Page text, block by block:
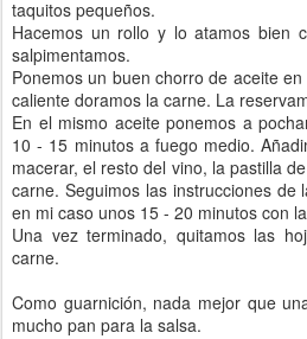
taquitos pequeños.
Hacemos un rollo y lo atamos bien
salpimentamos.
Ponemos un buen chorro de aceite
caliente doramos la carne. La
En el mismo aceite ponemos a
10 - 15 minutos a fuego medio.
macerar, el resto del vino, la pastilla
carne. Seguimos las instrucciones de
en mi caso unos 15 - 20 minutos con
Una vez terminado, quitamos las
carne.
Como guarnición, nada mejor que
mucho pan para la salsa.